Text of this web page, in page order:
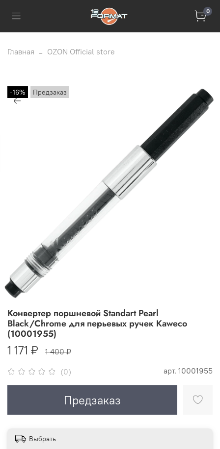
0
Главная OZON Official store
-16% Предзаказ
(0) арт. 10001955
Конвертер поршневой Standart Pearl
Black/Chrome для перьевых ручек Kaweco
(10001955)
1 171 ₽ 1 400 ₽
Предзаказ
Выбрать